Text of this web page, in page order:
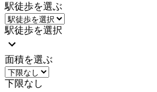
駅徒歩を選ぶ
駅徒歩を選択
面積を選ぶ
下限なし